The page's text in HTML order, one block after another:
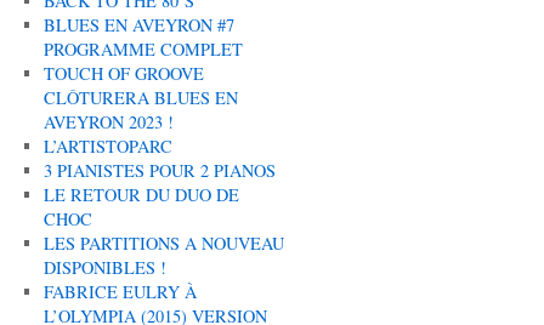
BLUES EN AVEYRON #7
PROGRAMME COMPLET
TOUCH OF GROOVE
CLÔTURERA BLUES EN
AVEYRON 2023 !
L’ARTISTOPARC
3 PIANISTES POUR 2 PIANOS
LE RETOUR DU DUO DE
CHOC
LES PARTITIONS A NOUVEAU
DISPONIBLES !
FABRICE EULRY À
L’OLYMPIA (2015) VERSION